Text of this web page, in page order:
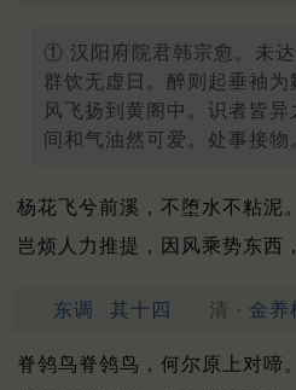
① 汉阳府院君韩宗愈。未达
群饮无虚日。醉则起垂袖
风飞扬到黄阁中。识者皆
间和气油然可爱。处事接物
杨花飞兮前溪，不堕水不粘泥。
岂烦人力推提，因风乘势东西
东调 其十四 清 · 金养
脊鸰鸟脊鸰鸟，何尔原上对啼。